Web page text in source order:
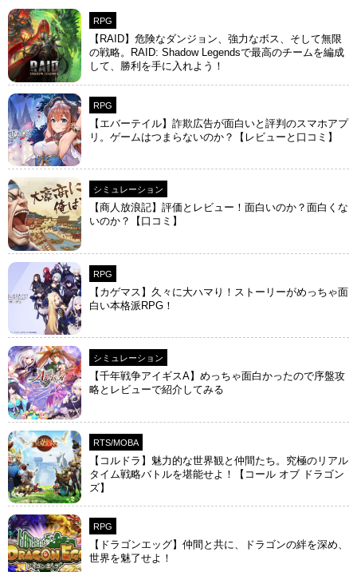
RPG
【RAID】危険なダンジョン、強力なボス、そして無限
の戦略。RAID: Shadow Legendsで最高のチームを編成
して、勝利を手に入れよう！
RPG
【エバーテイル】詐欺広告が面白いと評判のスマホアプ
リ。ゲームはつまらないのか？【レビューと口コミ】
シミュレーション
【商人放浪‪記】評価とレビュー！面白いのか？面白くな
いのか？【口コミ】
RPG
【カゲマス】久々に大ハマり！ストーリーがめっちゃ面
白い本格派RPG！
シミュレーション
【千年戦争アイギスA】めっちゃ面白かったので序盤攻
略とレビューで紹介してみる
RTS/MOBA
【コルドラ】魅力的な世界観と仲間たち。究極のリアル
タイム戦略バトルを堪能せよ！【コール オブ ドラゴン
ズ】
RPG
【ドラゴンエッグ】仲間と共に、ドラゴンの絆を深め、
世界を魅了せよ！